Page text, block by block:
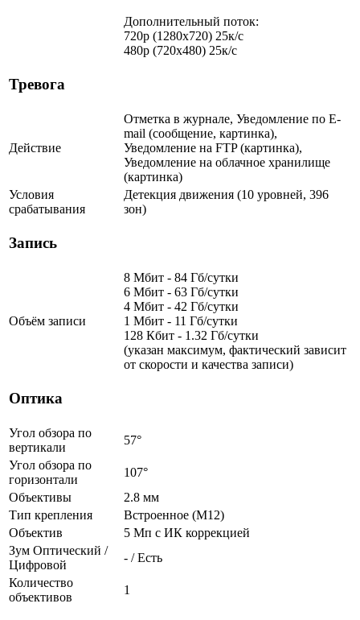
Дополнительный поток:
720p (1280x720) 25к/с
480p (720х480) 25к/с
Тревога
Действие
Отметка в журнале, Уведомление по E-
mail (сообщение, картинка),
Уведомление на FTP (картинка),
Уведомление на облачное хранилище
(картинка)
Условия
срабатывания
Детекция движения (10 уровней, 396
зон)
Запись
Объём записи
8 Мбит - 84 Гб/сутки
6 Мбит - 63 Гб/сутки
4 Мбит - 42 Гб/сутки
1 Мбит - 11 Гб/сутки
128 Кбит - 1.32 Гб/сутки
(указан максимум, фактический зависит
от скорости и качества записи)
Оптика
Угол обзора по
вертикали
57°
Угол обзора по
горизонтали
107°
Объективы
2.8 мм
Тип крепления
Встроенное (М12)
Объектив
5 Мп c ИК коррекцией
Зум Оптический /
Цифровой
- / Есть
Количество
объективов
1